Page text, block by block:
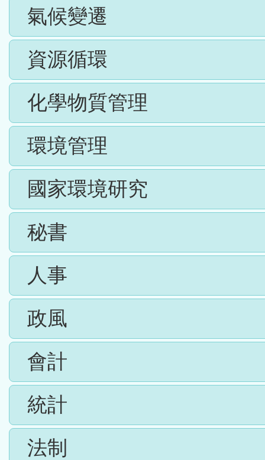
氣候變遷
資源循環
化學物質管理
環境管理
國家環境研究
秘書
人事
政風
會計
統計
法制